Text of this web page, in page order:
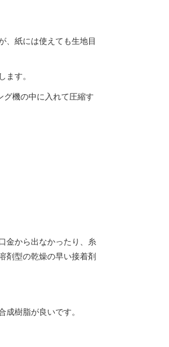
、紙には使えても生地目
す。
機の中に入れて圧縮す
金から出なかったり、糸
剤型の乾燥の早い接着剤
樹脂が良いです。